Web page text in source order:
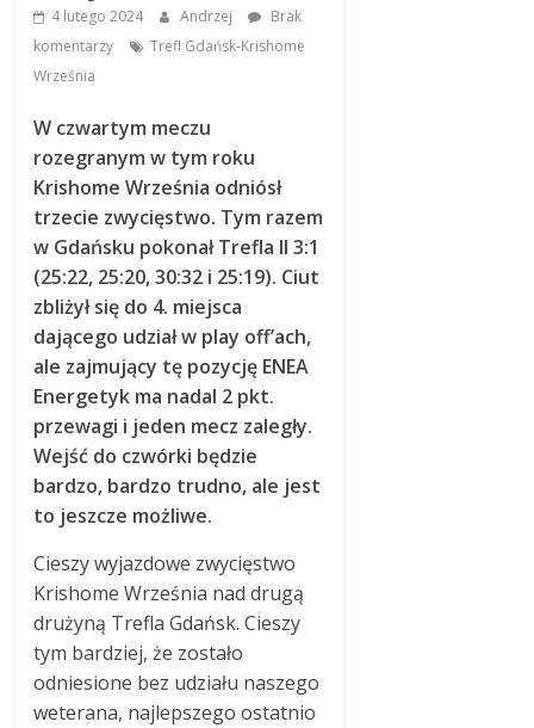
4 lutego 2024 Andrzej
Brak
komentarzy
Trefl Gdańsk-Krishome
Września
W czwartym meczu
rozegranym w tym roku
Krishome Września odniósł
trzecie zwycięstwo. Tym razem
w Gdańsku pokonał Trefla II 3:1
(25:22, 25:20, 30:32 i 25:19). Ciut
zbliżył się do 4. miejsca
dającego udział w play off’ach,
ale zajmujący tę pozycję ENEA
Energetyk ma nadal 2 pkt.
przewagi i jeden mecz zaległy.
Wejść do czwórki będzie
bardzo, bardzo trudno, ale jest
to jeszcze możliwe.
Cieszy wyjazdowe zwycięstwo
Krishome Września nad drugą
drużyną Trefla Gdańsk. Cieszy
tym bardziej, że zostało
odniesione bez udziału naszego
weterana, najlepszego ostatnio